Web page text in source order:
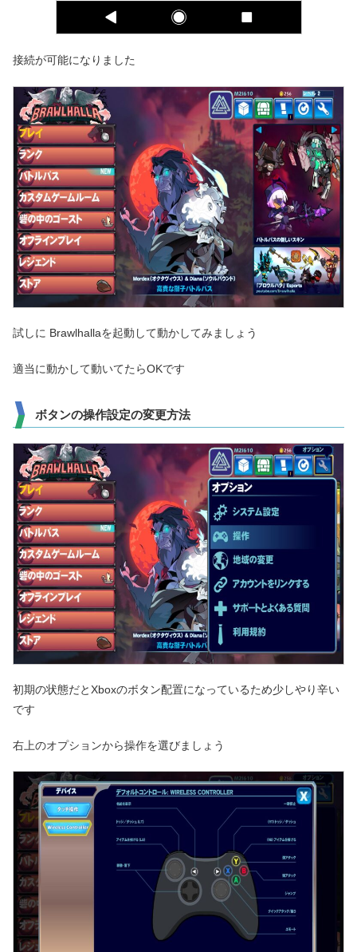
接続が可能になりました
試しに Brawlhallaを起動して動かしてみましょう
適当に動かして動いてたらOKです
ボタンの操作設定の変更方法
初期の状態だとXboxのボタン配置になっているため少しやり辛い
です
右上のオプションから操作を選びましょう